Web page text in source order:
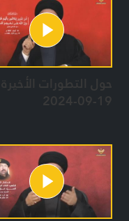
حول التطورات الأخيرة -
19-09-2024